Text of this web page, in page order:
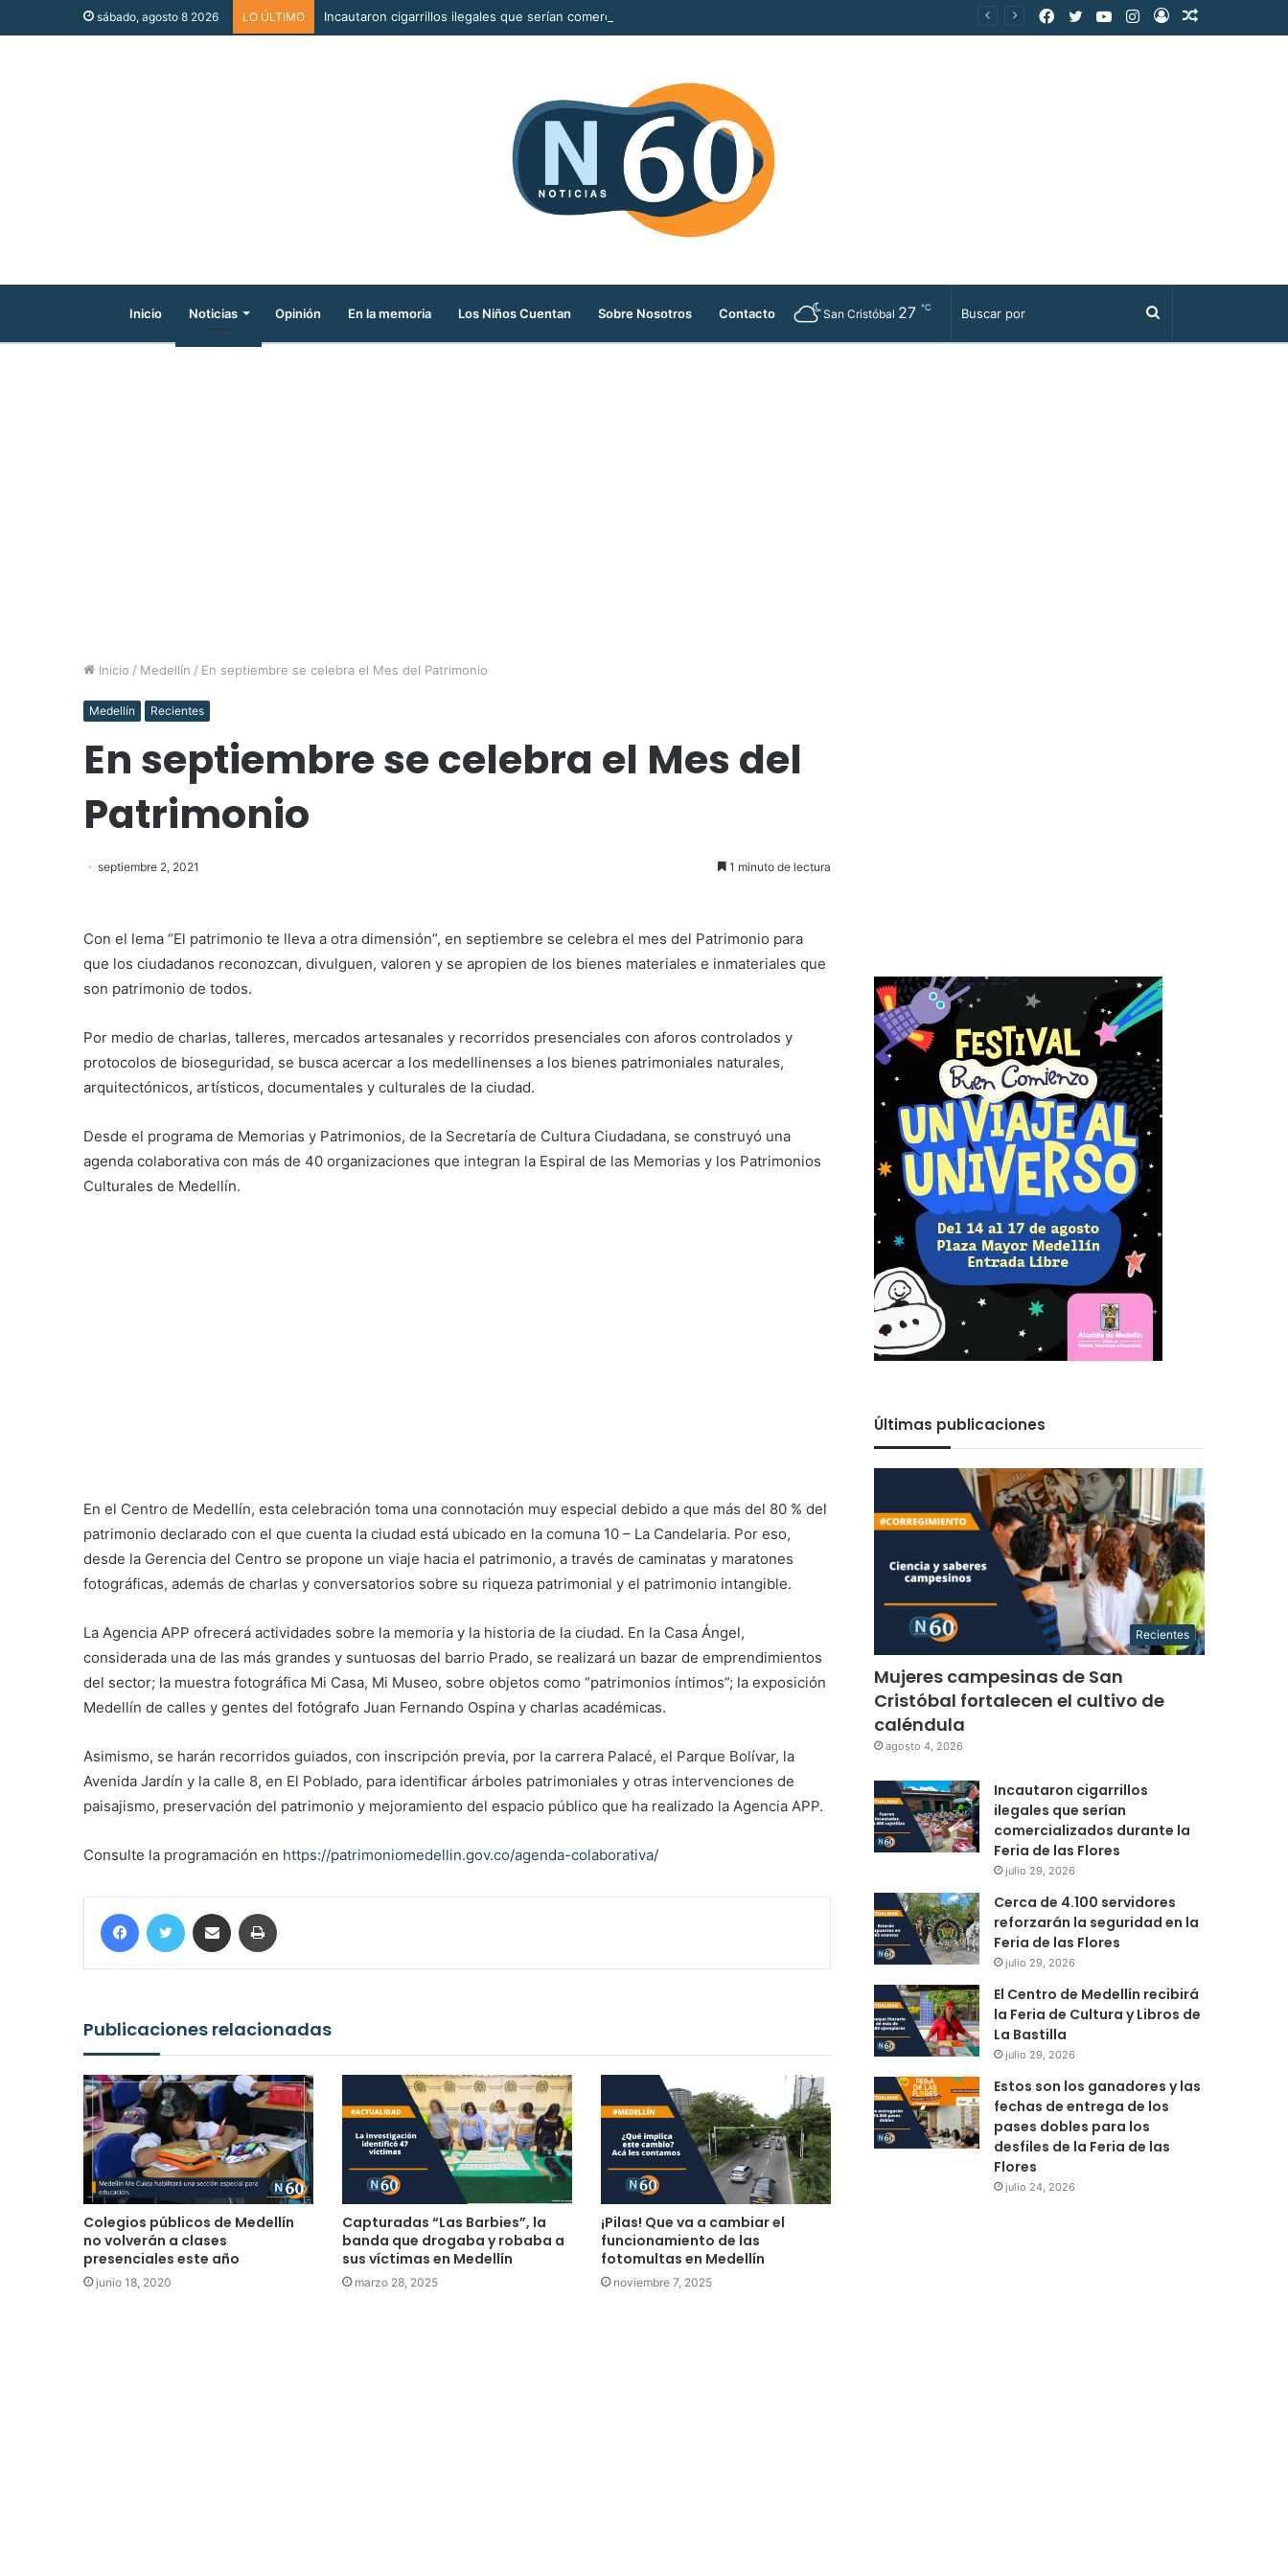
sábado, agosto 8 2026 LO ÚLTIMO Incautaron cigarrillos ilegales que serían comercializados durante la Feria de las Flores
Publicación
Acceso
Instagram
YouTube
Twitter
Facebook
Inicio Noticias Opinión En la memoria Los Niños Cuentan Sobre Nosotros Contacto Buscar
San Cristóbal 27 ℃
Inicio / Medellín / En septiembre se celebra el Mes del Patrimonio
Medellín Recientes
En septiembre se celebra el Mes del
Patrimonio
septiembre 2, 2021 1 minuto de lectura
Con el lema “El patrimonio te lleva a otra dimensión”, en septiembre se celebra el mes del Patrimonio para
que los ciudadanos reconozcan, divulguen, valoren y se apropien de los bienes materiales e inmateriales que
son patrimonio de todos.
Por medio de charlas, talleres, mercados artesanales y recorridos presenciales con aforos controlados y
protocolos de bioseguridad, se busca acercar a los medellinenses a los bienes patrimoniales naturales,
arquitectónicos, artísticos, documentales y culturales de la ciudad.
Desde el programa de Memorias y Patrimonios, de la Secretaría de Cultura Ciudadana, se construyó una
agenda colaborativa con más de 40 organizaciones que integran la Espiral de las Memorias y los Patrimonios
Culturales de Medellín.
En el Centro de Medellín, esta celebración toma una connotación muy especial debido a que más del 80 % del
patrimonio declarado con el que cuenta la ciudad está ubicado en la comuna 10 – La Candelaria. Por eso,
desde la Gerencia del Centro se propone un viaje hacia el patrimonio, a través de caminatas y maratones
fotográficas, además de charlas y conversatorios sobre su riqueza patrimonial y el patrimonio intangible.
La Agencia APP ofrecerá actividades sobre la memoria y la historia de la ciudad. En la Casa Ángel,
considerada una de las más grandes y suntuosas del barrio Prado, se realizará un bazar de emprendimientos
del sector; la muestra fotográfica Mi Casa, Mi Museo, sobre objetos como “patrimonios íntimos”; la exposición
Medellín de calles y gentes del fotógrafo Juan Fernando Ospina y charlas académicas.
Asimismo, se harán recorridos guiados, con inscripción previa, por la carrera Palacé, el Parque Bolívar, la
Avenida Jardín y la calle 8, en El Poblado, para identificar árboles patrimoniales y otras intervenciones de
paisajismo, preservación del patrimonio y mejoramiento del espacio público que ha realizado la Agencia APP.
Consulte la programación en https://patrimoniomedellin.gov.co/agenda-colaborativa/
FacebookTwitter Compartir por correo electrónico
Publicaciones relacionadas
Colegios públicos de Medellín
no volverán a clases
presenciales este año
junio 18, 2020
Capturadas “Las Barbies”, la
banda que drogaba y robaba a
sus víctimas en Medellín
marzo 28, 2025
¡Pilas! Que va a cambiar el
funcionamiento de las
fotomultas en Medellín
noviembre 7, 2025
Últimas publicaciones
Recientes
Mujeres campesinas de San
Cristóbal fortalecen el cultivo de
caléndula
agosto 4, 2026
Incautaron cigarrillos
ilegales que serían
comercializados durante la
Feria de las Flores
julio 29, 2026
Cerca de 4.100 servidores
reforzarán la seguridad en la
Feria de las Flores
julio 29, 2026
El Centro de Medellín recibirá
la Feria de Cultura y Libros de
La Bastilla
julio 29, 2026
Estos son los ganadores y las
fechas de entrega de los
pases dobles para los
desfiles de la Feria de las
Flores
julio 24, 2026